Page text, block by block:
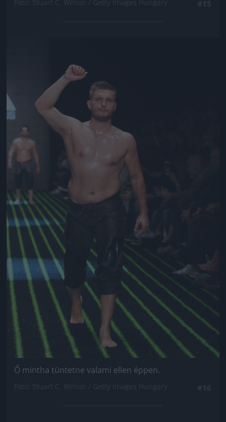
Ő mintha tüntetne valami ellen éppen.